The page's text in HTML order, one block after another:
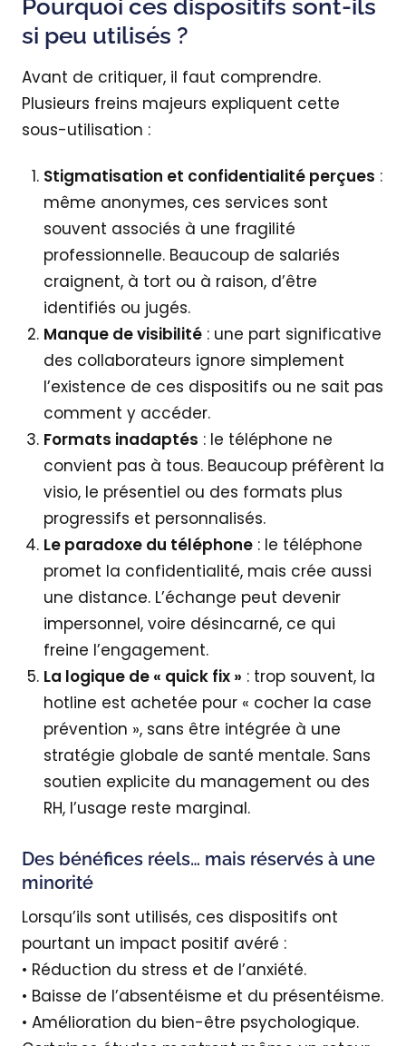
Pourquoi ces dispositifs sont-ils
si peu utilisés ?
Avant de critiquer, il faut comprendre.
Plusieurs freins majeurs expliquent cette
sous-utilisation :
Stigmatisation et confidentialité perçues :
même anonymes, ces services sont
souvent associés à une fragilité
professionnelle. Beaucoup de salariés
craignent, à tort ou à raison, d’être
identifiés ou jugés.
Manque de visibilité : une part significative
des collaborateurs ignore simplement
l’existence de ces dispositifs ou ne sait pas
comment y accéder.
Formats inadaptés : le téléphone ne
convient pas à tous. Beaucoup préfèrent la
visio, le présentiel ou des formats plus
progressifs et personnalisés.
Le paradoxe du téléphone : le téléphone
promet la confidentialité, mais crée aussi
une distance. L’échange peut devenir
impersonnel, voire désincarné, ce qui
freine l’engagement.
La logique de « quick fix » : trop souvent, la
hotline est achetée pour « cocher la case
prévention », sans être intégrée à une
stratégie globale de santé mentale. Sans
soutien explicite du management ou des
RH, l’usage reste marginal.
Des bénéfices réels… mais réservés à une
minorité
Lorsqu’ils sont utilisés, ces dispositifs ont
pourtant un impact positif avéré :
• Réduction du stress et de l’anxiété.
• Baisse de l’absentéisme et du présentéisme.
• Amélioration du bien-être psychologique.